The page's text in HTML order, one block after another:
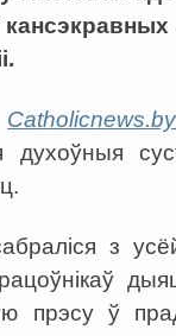
Сatholicnews.by
духоўныя
з
прэсу ў